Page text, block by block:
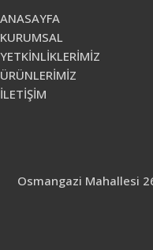
ANASAYFA
KURUMSAL
YETKİNLİKLERİMİZ
ÜRÜNLERİMİZ
İLETİŞİM
Osmangazi Mahallesi